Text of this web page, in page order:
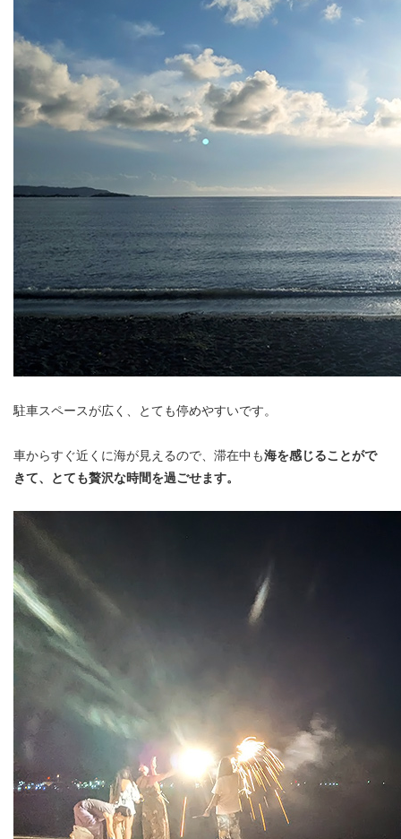
駐車スペースが広く、とても停めやすいです。
車からすぐ近くに海が見えるので、滞在中も海を感じることがで
きて、とても贅沢な時間を過ごせます。